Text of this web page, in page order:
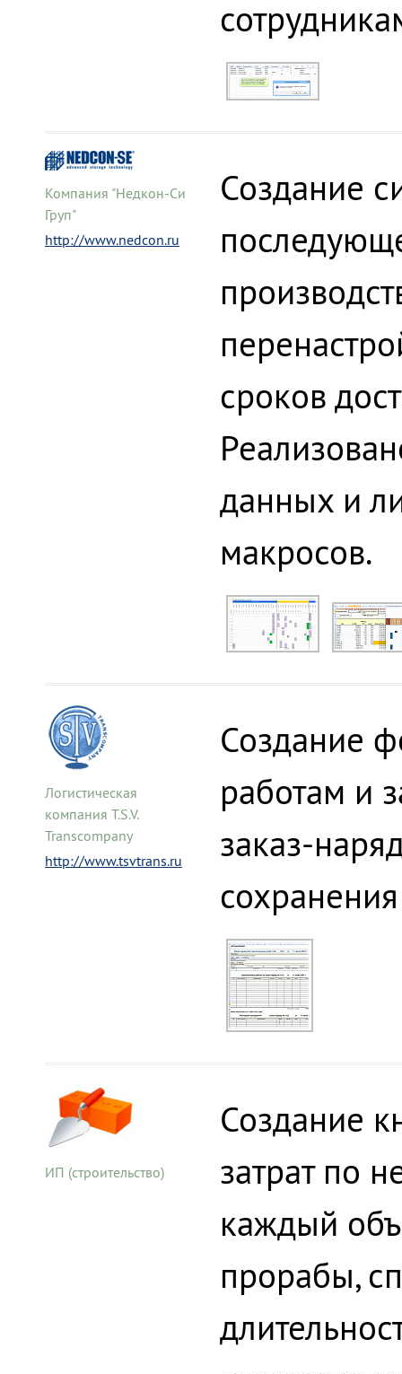
Компания "Недкон-Си
Груп"
http://www.nedcon.ru
Создание
сроков
данных и
макросов.
Логистическая
компания T.S.V.
Transcompany
http://www.tsvtrans.ru
Создание
работам и
заказ-
ИП (строительство)
Создание
затрат по
каждый
прорабы,